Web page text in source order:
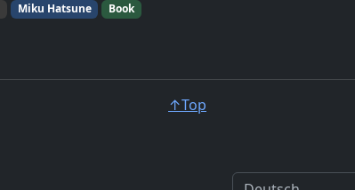
Miku Hatsune Book
↑Top